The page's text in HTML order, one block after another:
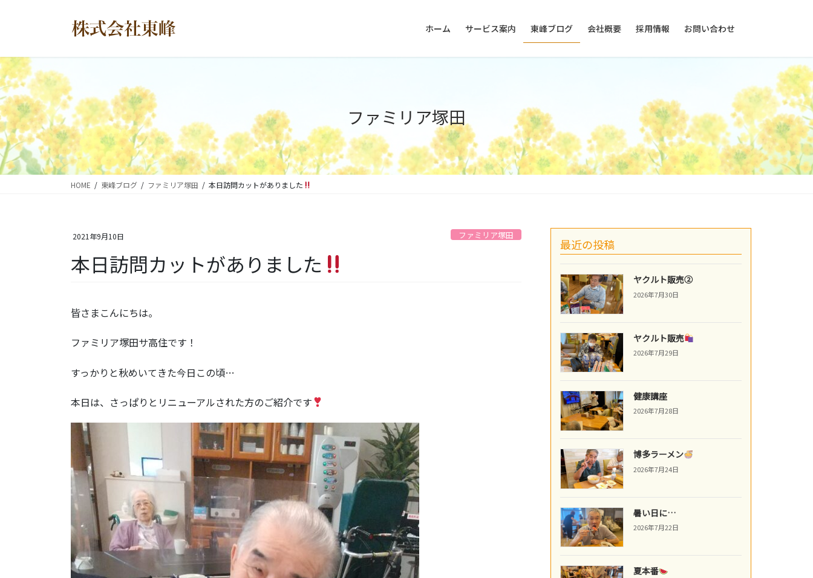
ツ
に
移
動
シ
ョ
ン
に
移
動
ホーム サービス案内 東峰ブログ 会社概要 採用情報 お問い合わせ
ファミリア塚田
HOME 東峰ブログ ファミリア塚田 本日訪問カットがありました
2021年9月10日 ファミリア塚田
本日訪問カットがありました
皆さまこんにちは。
ファミリア塚田サ高住です！
すっかりと秋めいてきた今日この頃…
本日は、さっぱりとリニューアルされた方のご紹介です
最近の投稿
ヤクルト販売②
2026年7月30日
ヤクルト販売
2026年7月29日
健康講座
2026年7月28日
博多ラーメン
2026年7月24日
暑い日に…
2026年7月22日
夏本番